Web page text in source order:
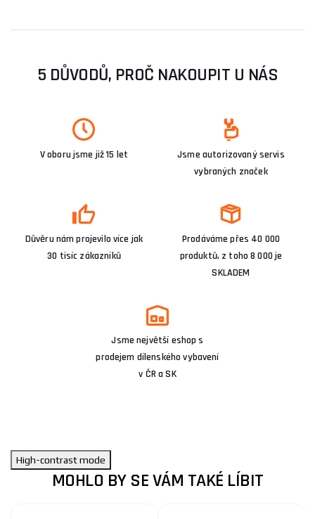
5 DŮVODŮ, PROČ NAKOUPIT U NÁS
V oboru jsme již 15 let
Jsme autorizovaný servis
vybraných značek
Důvěru nám projevilo více jak
30 tisíc zákazníků
Prodáváme přes 40 000
produktů, z toho 8 000 je
SKLADEM
Jsme největší eshop s
prodejem dílenského vybavení
v ČR a SK
High-contrast mode
MOHLO BY SE VÁM TAKÉ LÍBIT